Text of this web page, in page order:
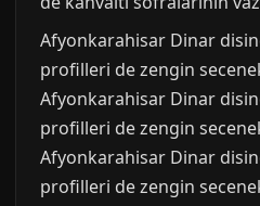
Afyonkarahisar Dinar
profilleri de zengin
Afyonkarahisar Dinar
profilleri de zengin
Afyonkarahisar Dinar
profilleri de zengin